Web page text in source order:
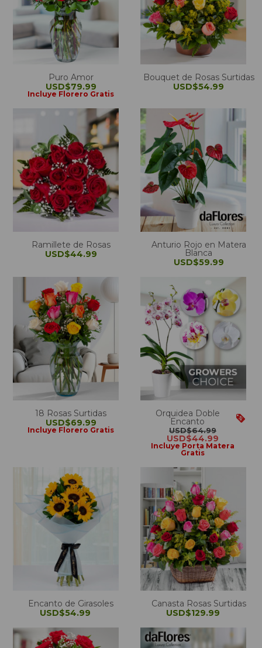
Puro Amor
USD$79.99
Incluye Florero Gratis
Bouquet de Rosas Surtidas
USD$54.99
Ramillete de Rosas
USD$44.99
Anturio Rojo en Matera
Blanca
USD$59.99
18 Rosas Surtidas
USD$69.99
Incluye Florero Gratis
Orquidea Doble
Encanto
USD$64.99
USD$44.99
Incluye Porta Matera
Gratis
Encanto de Girasoles
USD$54.99
Canasta Rosas Surtidas
USD$129.99